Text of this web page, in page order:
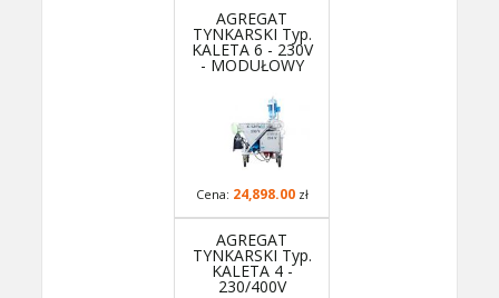
AGREGAT
TYNKARSKI Typ.
KALETA 6 - 230V
- MODUŁOWY
Cena: 24,898.00zł
AGREGAT
TYNKARSKI Typ.
KALETA 4 -
230/400V